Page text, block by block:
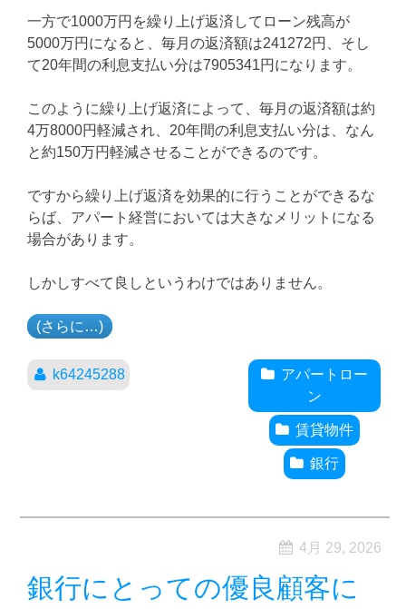
一方で1000万円を繰り上げ返済してローン残高が
5000万円になると、毎月の返済額は241272円、そし
て20年間の利息支払い分は7905341円になります。
このように繰り上げ返済によって、毎月の返済額は約
4万8000円軽減され、20年間の利息支払い分は、なん
と約150万円軽減させることができるのです。
ですから繰り上げ返済を効果的に行うことができるな
らば、アパート経営においては大きなメリットになる
場合があります。
しかしすべて良しというわけではありません。
(さらに…)
k64245288
アパートロー
ン
賃貸物件
銀行
4月 29, 2026
銀行にとっての優良顧客に